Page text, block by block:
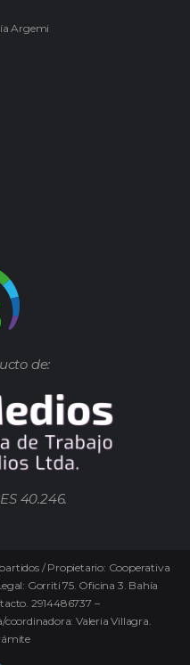
Argemi
de:
40.246.
/ Propietario: Cooperativa
Gorriti 75. Oficina 3. Bahía
2914486737 –
Valeria Villagra.